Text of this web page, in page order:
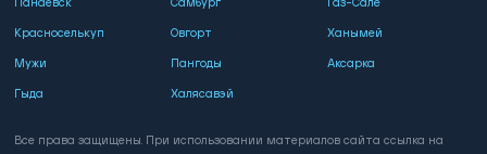
Панаевск Самбург Газ-Сале
Красноселькуп Овгорт Ханымей
Мужи Пангоды Аксарка
Гыда Халясавэй
Все права защищены. При использовании материалов сайта ссылка на